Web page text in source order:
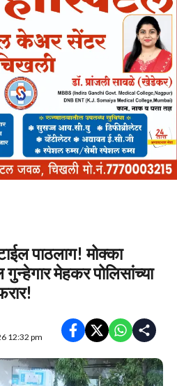
पाठलाग! मोक्का
मेहकर पोलिसांच्या
12:32 pm